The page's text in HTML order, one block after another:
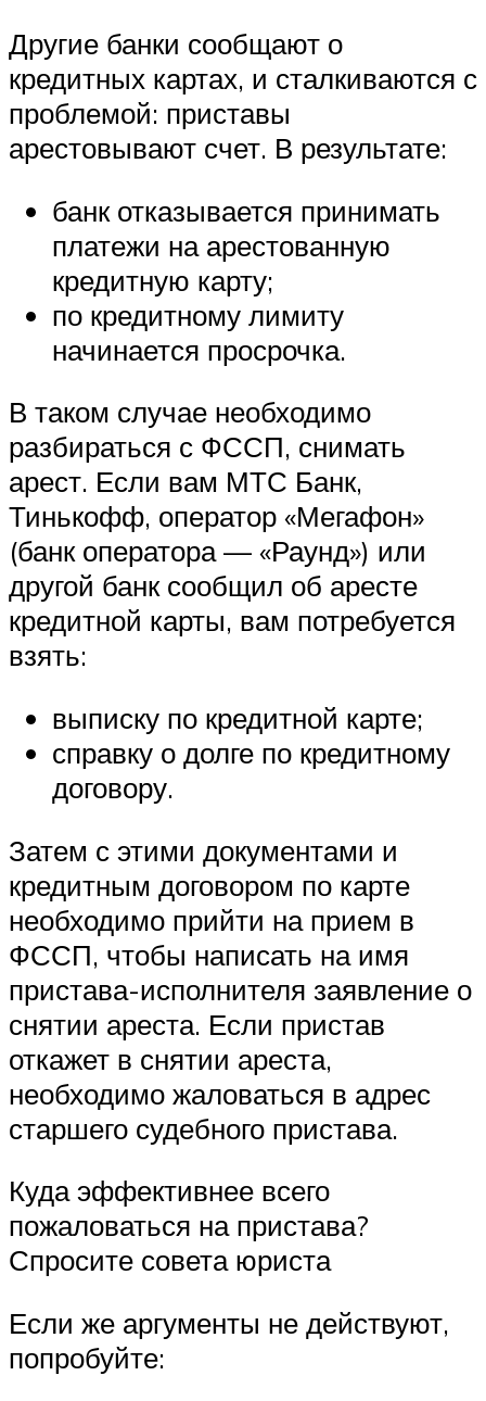
Другие банки сообщают о
кредитных картах, и сталкиваются с
проблемой: приставы
арестовывают счет. В результате:
банк отказывается принимать
платежи на арестованную
кредитную карту;
по кредитному лимиту
начинается просрочка.
В таком случае необходимо
разбираться с ФССП, снимать
арест. Если вам МТС Банк,
Тинькофф, оператор «Мегафон»
(банк оператора — «Раунд») или
другой банк сообщил об аресте
кредитной карты, вам потребуется
взять:
выписку по кредитной карте;
справку о долге по кредитному
договору.
Затем с этими документами и
кредитным договором по карте
необходимо прийти на прием в
ФССП, чтобы написать на имя
пристава-исполнителя заявление о
снятии ареста. Если пристав
откажет в снятии ареста,
необходимо жаловаться в адрес
старшего судебного пристава.
Куда эффективнее всего
пожаловаться на пристава?
Спросите совета юриста
Если же аргументы не действуют,
попробуйте: